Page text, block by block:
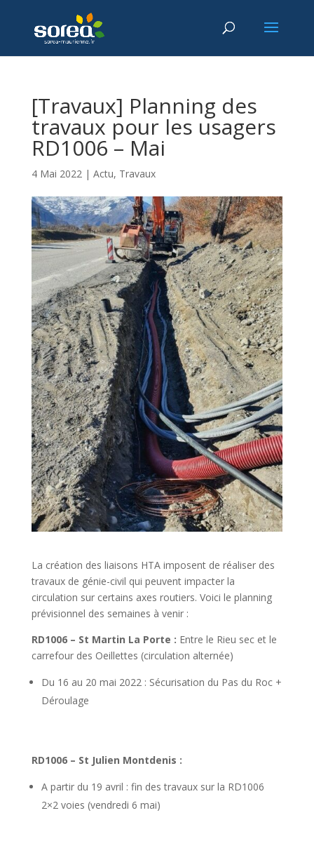
[Travaux] Planning des
travaux pour les usagers
RD1006 – Mai
4 Mai 2022| Actu, Travaux
La création des liaisons HTA imposent de réaliser des
travaux de génie-civil qui peuvent impacter la
circulation sur certains axes routiers. Voici le planning
prévisionnel des semaines à venir :
RD1006 – St Martin La Porte : Entre le Rieu sec et le
carrefour des Oeillettes (circulation alternée)
Du 16 au 20 mai 2022 : Sécurisation du Pas du Roc +
Déroulage
RD1006 – St Julien Montdenis :
A partir du 19 avril : fin des travaux sur la RD1006
2×2 voies (vendredi 6 mai)